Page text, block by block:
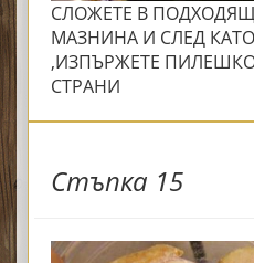
СЛОЖЕТЕ В
МАЗНИНА И СЛЕД КАТО
,ИЗПЪРЖЕТЕ
СТРАНИ
Стъпка 15